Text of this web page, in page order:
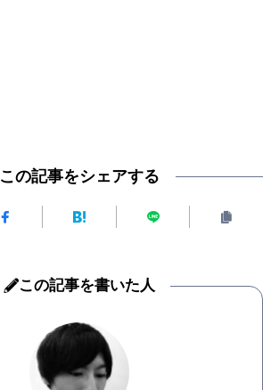
この記事をシェアする
この記事を書いた人